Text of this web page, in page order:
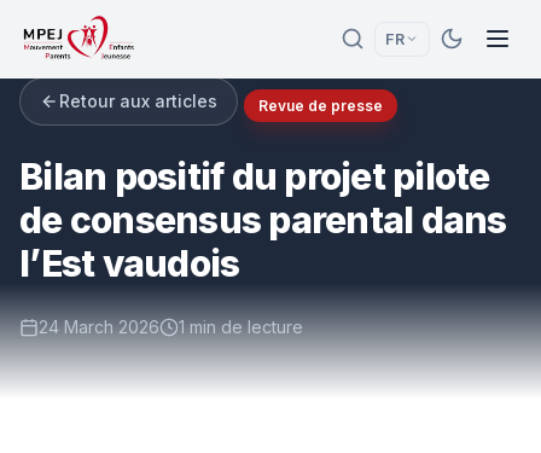
FR
Retour aux articles Revue de presse
Bilan positif du projet pilote
de consensus parental dans
l’Est vaudois
24 March 2026 1 min de lecture